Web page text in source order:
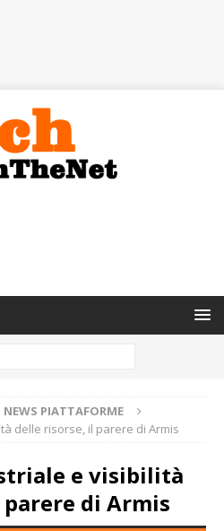
NEWS PIATTAFORME
delle risorse, il parere di Armis
e visibilità
di Armis